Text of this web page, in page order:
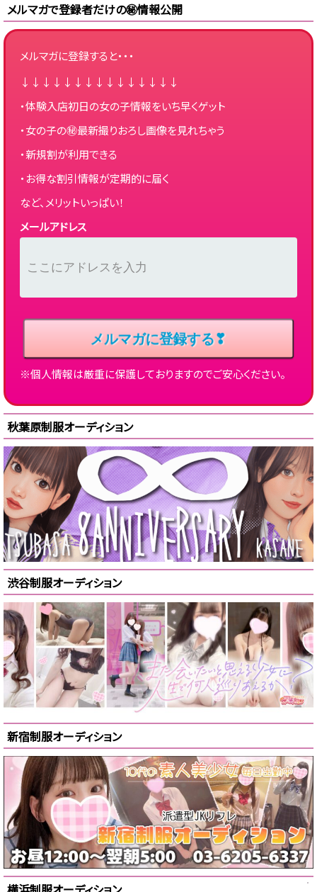
メルマガで登録者だけの㊙情報公開
メルマガに登録すると・・・
↓↓↓↓↓↓↓↓↓↓↓↓↓↓↓
・体験入店初日の女の子情報をいち早くゲット
・女の子の㊙最新撮りおろし画像を見れちゃう
・新規割が利用できる
・お得な割引情報が定期的に届く
など、メリットいっぱい！
メールアドレス
※個人情報は厳重に保護しておりますのでご安心ください。
秋葉原制服オーディション
渋谷制服オーディション
新宿制服オーディション